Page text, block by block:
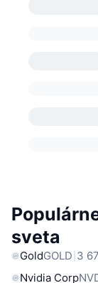
sveta
GoldGOLD 3
Nvidia Corp